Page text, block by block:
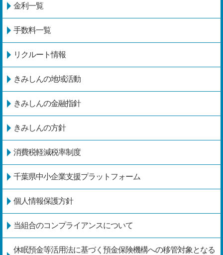
金利一覧
手数料一覧
リクルート情報
きみしんの地域活動
きみしんの金融指針
きみしんの方針
消費税軽減税率制度
千葉県中小企業支援プラットフォーム
個人情報保護方針
当組合のコンプライアンスについて
休眠預金等活用法に基づく預金保険機構への移管対象となる